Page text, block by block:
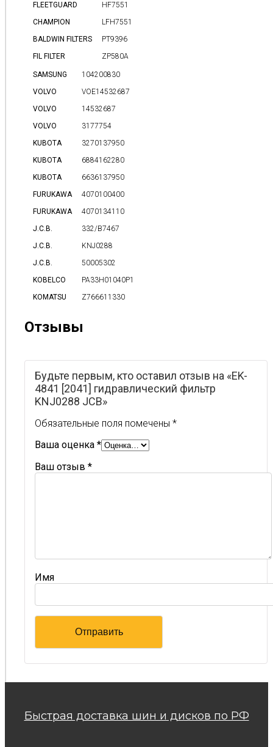
FLEETGUARD
HF7551
CHAMPION
LFH7551
BALDWIN FILTERS
PT9396
FIL FILTER
ZP580A
SAMSUNG
104200830
VOLVO
VOE14532687
VOLVO
14532687
VOLVO
3177754
KUBOTA
3270137950
KUBOTA
6884162280
KUBOTA
6636137950
FURUKAWA
4070100400
FURUKAWA
4070134110
J.C.B.
332/B7467
J.C.B.
KNJ0288
J.C.B.
50005302
KOBELCO
PA33H01040P1
KOMATSU
Z766611330
Отзывы
Будьте первым, кто оставил отзыв на «EK-
4841 [2041] гидравлический фильтр
KNJ0288 JCB»
Обязательные поля помечены *
Ваша оценка *
Ваш отзыв *
Имя
Быстрая доставка шин и дисков по РФ